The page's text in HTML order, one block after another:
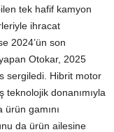
tek hafif kamyon
ihracat
2024’ün son
Otokar, 2025
sergiledi. Hibrit motor
donanımıyla
ürün gamını
da ürün ailesine